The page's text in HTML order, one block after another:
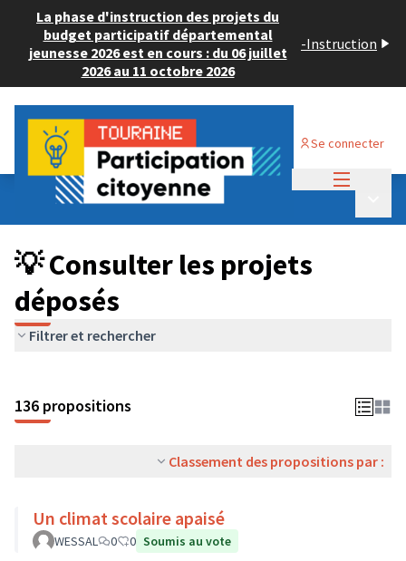
La phase d'instruction des projets du
budget participatif départemental
jeunesse 2026 est en cours : du 06 juillet
2026 au 11 octobre 2026
-Instruction
Se connecter
Budget Participatif JEUNESSE 2024
💡 Consulter les projets déposés
💡 Consulter les projets
déposés
Filtrer et rechercher
136 propositions
Classement des propositions par :
Un climat scolaire apaisé
WESSAL 0 0 Soumis au vote